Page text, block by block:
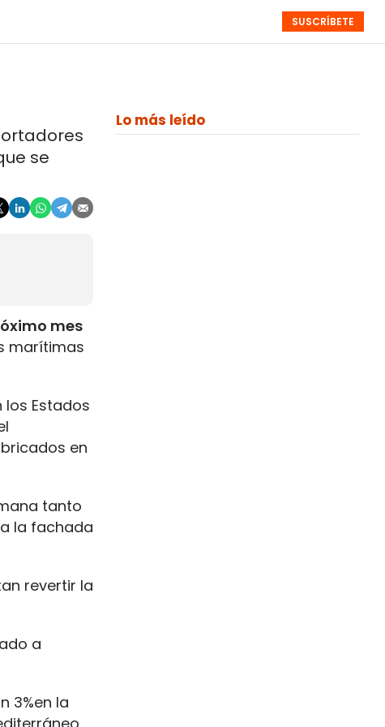
SEMANALES
MONOGRÁFICOS EVENTOS
SUSCRÍBETE
se
mes
marítimas
los Estados
en
tanto
la fachada
revertir la
a
3%en la
Lo más leído